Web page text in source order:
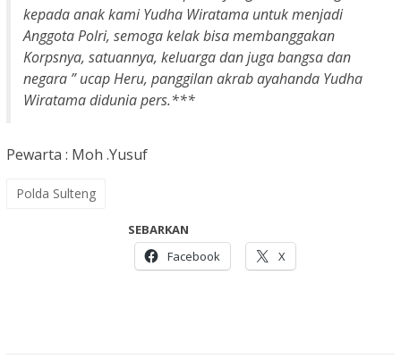
kepada anak kami Yudha Wiratama untuk menjadi
Anggota Polri, semoga kelak bisa membanggakan
Korpsnya, satuannya, keluarga dan juga bangsa dan
negara ” ucap Heru, panggilan akrab ayahanda Yudha
Wiratama didunia pers.***
Pewarta : Moh .Yusuf
Polda Sulteng
SEBARKAN
Facebook
X